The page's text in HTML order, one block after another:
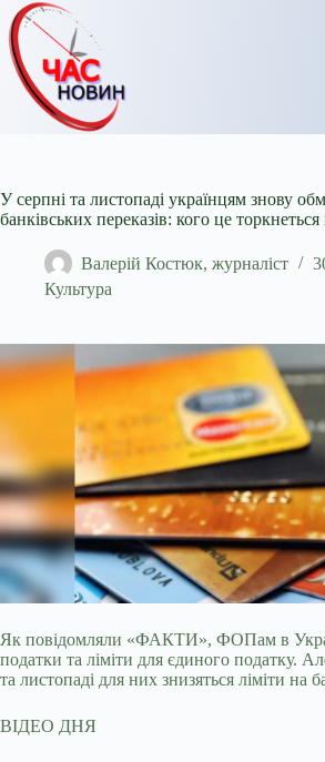
Перейти
до
вмісту
У серпні та листопаді українцям знову
банківських переказів: кого це торкнеться
Валерій Костюк, журналіст
Культура
Як повідомляли «ФАКТИ», ФОПам в
податки та ліміти для єдиного податку.
та листопаді для них знизяться ліміти на
ВІДЕО ДНЯ